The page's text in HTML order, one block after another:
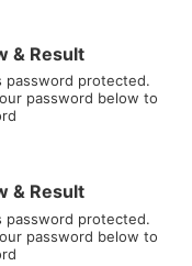
& Result
password protected.
password below to
& Result
password protected.
password below to